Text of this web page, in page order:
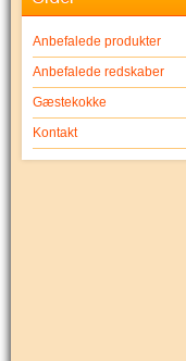
Anbefalede produkter
Anbefalede redskaber
Gæstekokke
Kontakt